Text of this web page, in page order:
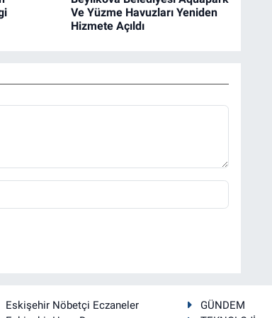
Ve Yüzme Havuzları Yeniden
Hizmete Açıldı
Eskişehir Nöbetçi Eczaneler
GÜNDEM